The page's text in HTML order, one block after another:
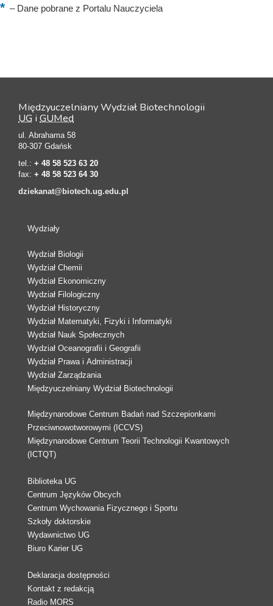
–Dane pobrane z Portalu Nauczyciela
Międzyuczelniany Wydział Biotechnologii
UG i GUMed
ul. Abrahama 58
80-307 Gdańsk
tel.: + 48 58 523 63 20
fax: + 48 58 523 64 30
dziekanat@biotech.ug.edu.pl
Wydziały
Wydział Biologii
Wydział Chemii
Wydział Ekonomiczny
Wydział Filologiczny
Wydział Historyczny
Wydział Matematyki, Fizyki i Informatyki
Wydział Nauk Społecznych
Wydział Oceanografii i Geografii
Wydział Prawa i Administracji
Wydział Zarządzania
Międzyuczelniany Wydział Biotechnologii
Międzynarodowe Centrum Badań nad Szczepionkami
Przeciwnowotworowymi (ICCVS)
Międzynarodowe Centrum Teorii Technologii Kwantowych
(ICTQT)
Biblioteka UG
Centrum Języków Obcych
Centrum Wychowania Fizycznego i Sportu
Szkoły doktorskie
Wydawnictwo UG
Biuro Karier UG
Deklaracja dostępności
Kontakt z redakcją
Radio MORS